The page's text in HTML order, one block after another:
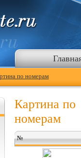
по номерам
Картина по
номерам
№